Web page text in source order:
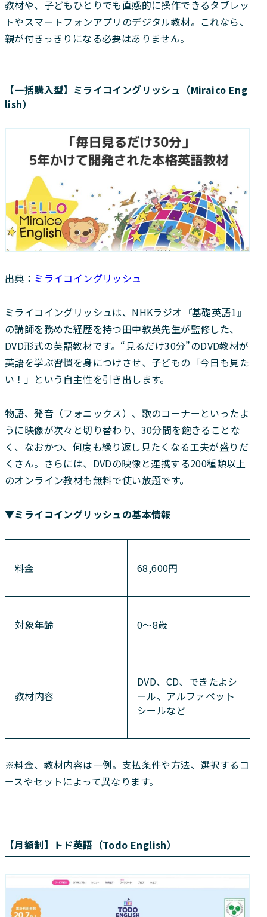
教材や、子どもひとりでも直感的に操作できるタブレッ
トやスマートフォンアプリのデジタル教材。これなら、
親が付きっきりになる必要はありません。
【一括購入型】ミライコイングリッシュ（Miraico Eng
lish）
出典： ミライコイングリッシュ
ミライコイングリッシュは、NHKラジオ『基礎英語1』
の講師を務めた経歴を持つ田中敦英先生が監修した、
DVD形式の英語教材です。“見るだけ30分”のDVD教材が
英語を学ぶ習慣を身につけさせ、子どもの「今日も見た
い！」という自主性を引き出します。
物語、発音（フォニックス）、歌のコーナーといったよ
うに映像が次々と切り替わり、30分間を飽きることな
く、なおかつ、何度も繰り返し見たくなる工夫が盛りだ
くさん。さらには、DVDの映像と連携する200種類以上
のオンライン教材も無料で使い放題です。
▼ミライコイングリッシュの基本情報
料金 68,600円
対象年齢 0〜8歳
教材内容
DVD、CD、できたよシ
ール、アルファベット
シールなど
※料金、教材内容は一例。支払条件や方法、選択するコ
ースやセットによって異なります。
【月額制】トド英語（Todo English）